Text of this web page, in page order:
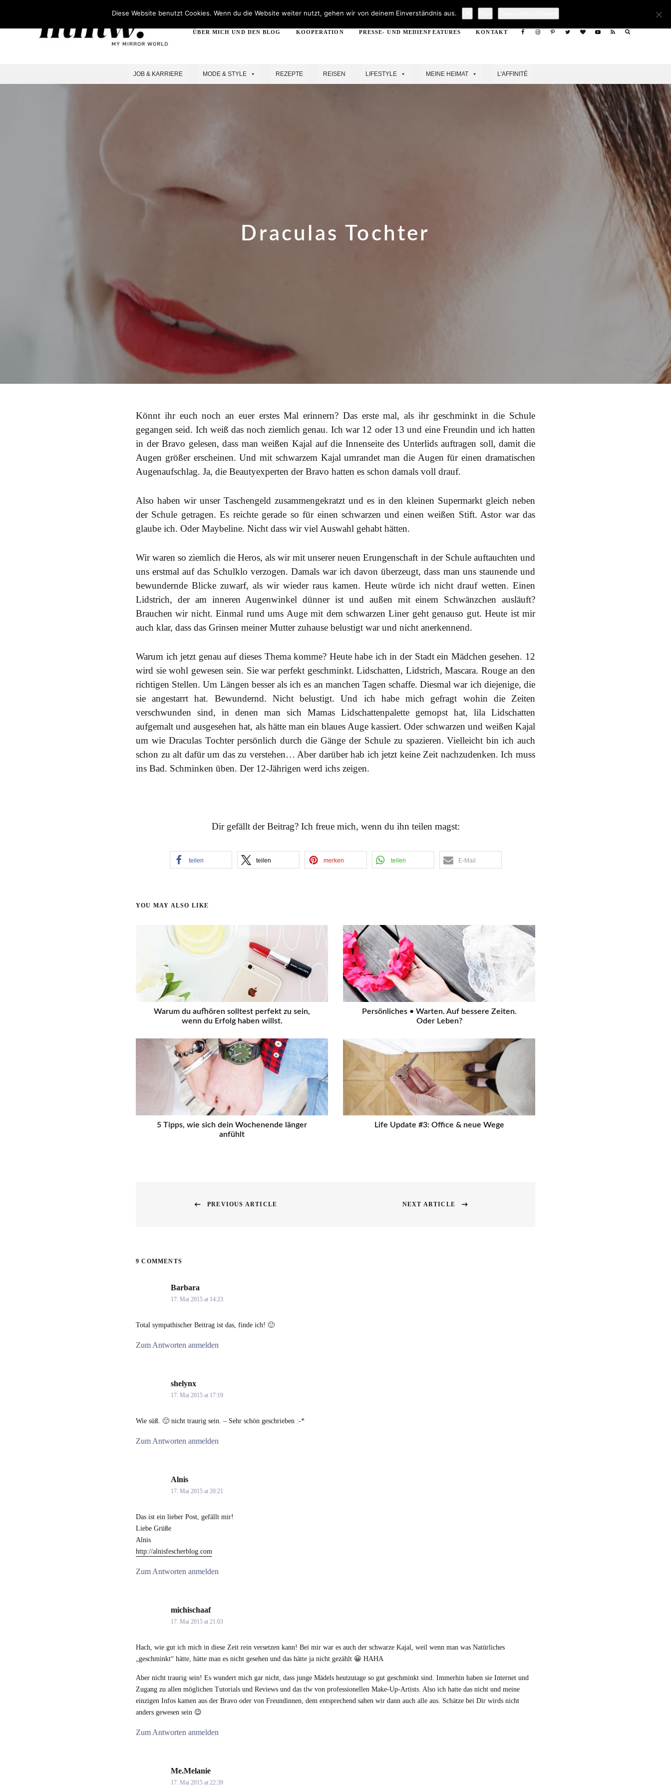
ÜBER MICH UND DEN BLOG KOOPERATION PRESSE- UND MEDIENFEATURES KONTAKT
JOB & KARRIERE MODE & STYLE REZEPTE REISEN LIFESTYLE MEINE HEIMAT L'AFFINITÉ
Draculas Tochter
Könnt ihr euch noch an euer erstes Mal erinnern? Das erste mal, als ihr geschminkt in die Schule
gegangen seid. Ich weiß das noch ziemlich genau. Ich war 12 oder 13 und eine Freundin und ich hatten
in der Bravo gelesen, dass man weißen Kajal auf die Innenseite des Unterlids auftragen soll, damit die
Augen größer erscheinen. Und mit schwarzem Kajal umrandet man die Augen für einen dramatischen
Augenaufschlag. Ja, die Beautyexperten der Bravo hatten es schon damals voll drauf.
Also haben wir unser Taschengeld zusammengekratzt und es in den kleinen Supermarkt gleich neben
der Schule getragen. Es reichte gerade so für einen schwarzen und einen weißen Stift. Astor war das
glaube ich. Oder Maybeline. Nicht dass wir viel Auswahl gehabt hätten.
Wir waren so ziemlich die Heros, als wir mit unserer neuen Erungenschaft in der Schule auftauchten und
uns erstmal auf das Schulklo verzogen. Damals war ich davon überzeugt, dass man uns staunende und
bewundernde Blicke zuwarf, als wir wieder raus kamen. Heute würde ich nicht drauf wetten. Einen
Lidstrich, der am inneren Augenwinkel dünner ist und außen mit einem Schwänzchen ausläuft?
Brauchen wir nicht. Einmal rund ums Auge mit dem schwarzen Liner geht genauso gut. Heute ist mir
auch klar, dass das Grinsen meiner Mutter zuhause belustigt war und nicht anerkennend.
Warum ich jetzt genau auf dieses Thema komme? Heute habe ich in der Stadt ein Mädchen gesehen. 12
wird sie wohl gewesen sein. Sie war perfekt geschminkt. Lidschatten, Lidstrich, Mascara. Rouge an den
richtigen Stellen. Um Längen besser als ich es an manchen Tagen schaffe. Diesmal war ich diejenige, die
sie angestarrt hat. Bewundernd. Nicht belustigt. Und ich habe mich gefragt wohin die Zeiten
verschwunden sind, in denen man sich Mamas Lidschattenpalette gemopst hat, lila Lidschatten
aufgemalt und ausgesehen hat, als hätte man ein blaues Auge kassiert. Oder schwarzen und weißen Kajal
um wie Draculas Tochter persönlich durch die Gänge der Schule zu spazieren. Vielleicht bin ich auch
schon zu alt dafür um das zu verstehen… Aber darüber hab ich jetzt keine Zeit nachzudenken. Ich muss
ins Bad. Schminken üben. Der 12-Jährigen werd ichs zeigen.
Dir gefällt der Beitrag? Ich freue mich, wenn du ihn teilen magst:
teilen teilen merken teilen E-Mail
YOU MAY ALSO LIKE
Warum du aufhören solltest perfekt zu sein,
wenn du Erfolg haben willst.
Persönliches • Warten. Auf bessere Zeiten.
Oder Leben?
5 Tipps, wie sich dein Wochenende länger
anfühlt
Life Update #3: Office & neue Wege
PREVIOUS ARTICLE NEXT ARTICLE
9 COMMENTS
Barbara
17. Mai 2015 at 14:23
Total sympathischer Beitrag ist das, finde ich! 🙂
Zum Antworten anmelden
shelynx
17. Mai 2015 at 17:19
Wie süß. 🙂 nicht traurig sein. – Sehr schön geschrieben :-*
Zum Antworten anmelden
Alnis
17. Mai 2015 at 20:21
Das ist ein lieber Post, gefällt mir!
Liebe Grüße
Alnis
http://alnisfescherblog.com
Zum Antworten anmelden
michischaafsays:
17. Mai 2015 at 21:03
Hach, wie gut ich mich in diese Zeit rein versetzen kann! Bei mir war es auch der schwarze Kajal, weil wenn man was Natürliches
„geschminkt“ hätte, hätte man es nicht gesehen und das hätte ja nicht gezählt 😀 HAHA
Aber nicht traurig sein! Es wundert mich gar nicht, dass junge Mädels heutzutage so gut geschminkt sind. Immerhin haben sie Internet und
Zugang zu allen möglichen Tutorials und Reviews und das tlw von professionellen Make-Up-Artists. Also ich hatte das nicht und meine
einzigen Infos kamen aus der Bravo oder von Freundinnen, dem entsprechend sahen wir dann auch alle aus. Schätze bei Dir wirds nicht
anders gewesen sein 😉
Zum Antworten anmelden
Me.Melanie
17. Mai 2015 at 22:39
Diese Website benutzt Cookies. Wenn du die Website weiter nutzt, gehen wir von deinem Einverständnis aus.